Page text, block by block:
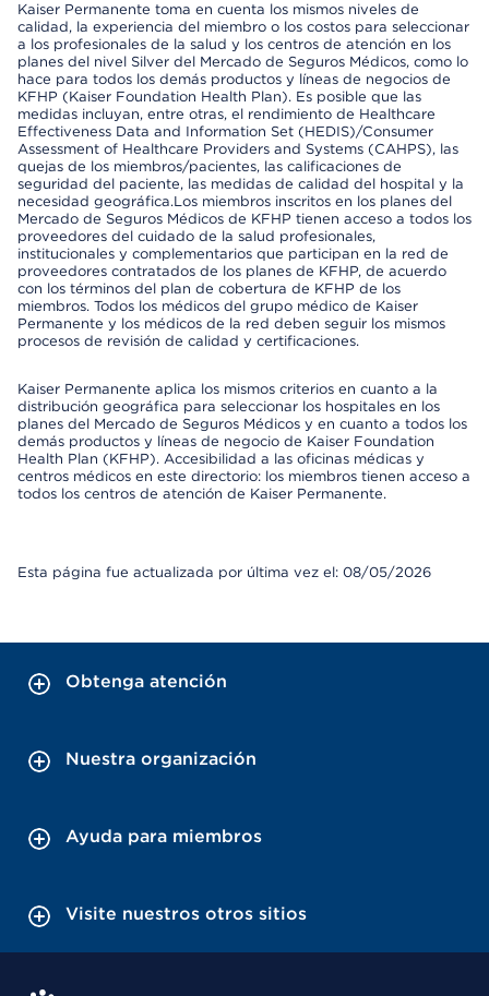
Kaiser Permanente toma en cuenta los mismos niveles de
calidad, la experiencia del miembro o los costos para seleccionar
a los profesionales de la salud y los centros de atención en los
planes del nivel Silver del Mercado de Seguros Médicos, como lo
hace para todos los demás productos y líneas de negocios de
KFHP (Kaiser Foundation Health Plan). Es posible que las
medidas incluyan, entre otras, el rendimiento de Healthcare
Effectiveness Data and Information Set (HEDIS)/Consumer
Assessment of Healthcare Providers and Systems (CAHPS), las
quejas de los miembros/pacientes, las calificaciones de
seguridad del paciente, las medidas de calidad del hospital y la
necesidad geográfica.Los miembros inscritos en los planes del
Mercado de Seguros Médicos de KFHP tienen acceso a todos los
proveedores del cuidado de la salud profesionales,
institucionales y complementarios que participan en la red de
proveedores contratados de los planes de KFHP, de acuerdo
con los términos del plan de cobertura de KFHP de los
miembros. Todos los médicos del grupo médico de Kaiser
Permanente y los médicos de la red deben seguir los mismos
procesos de revisión de calidad y certificaciones.
Kaiser Permanente aplica los mismos criterios en cuanto a la
distribución geográfica para seleccionar los hospitales en los
planes del Mercado de Seguros Médicos y en cuanto a todos los
demás productos y líneas de negocio de Kaiser Foundation
Health Plan (KFHP). Accesibilidad a las oficinas médicas y
centros médicos en este directorio: los miembros tienen acceso a
todos los centros de atención de Kaiser Permanente.
Esta página fue actualizada por última vez el: 08/05/2026
Obtenga atención
Nuestra organización
Ayuda para miembros
Visite nuestros otros sitios